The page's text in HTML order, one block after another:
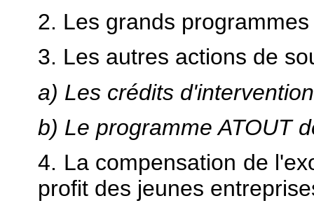
2. Les grands
3. Les autres actions de
a) Les crédits
b) Le programme ATOUT
4. La compensation de
profit des jeunes